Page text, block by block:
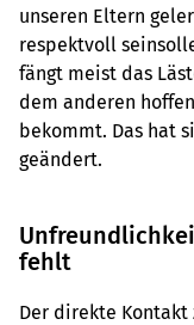
unseren Eltern
respektvoll
fängt meist das
dem anderen
bekommt. Das hat
geändert.
fehlt
Der direkte Kontakt